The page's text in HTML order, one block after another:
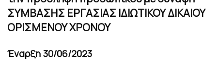
ΣΥΜΒΑΣΗΣ ΕΡΓΑΣΙΑΣ ΙΔΙΩΤΙΚΟΥ ΔΙΚΑΙΟΥ
ΟΡΙΣΜΕΝΟΥ ΧΡΟΝΟΥ
Έναρξη30/06/2023